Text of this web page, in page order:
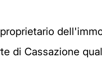
di Cassazione